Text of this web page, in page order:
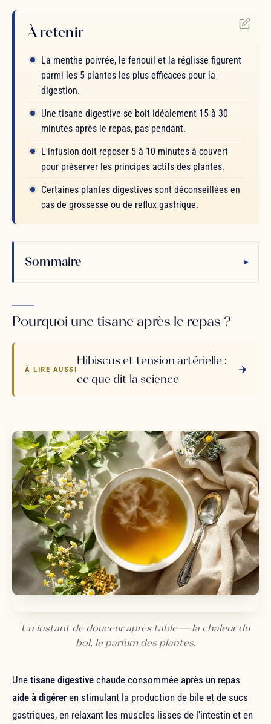
À retenir
La menthe poivrée, le fenouil et la réglisse figurent
parmi les 5 plantes les plus efficaces pour la
digestion.
Une tisane digestive se boit idéalement 15 à 30
minutes après le repas, pas pendant.
L'infusion doit reposer 5 à 10 minutes à couvert
pour préserver les principes actifs des plantes.
Certaines plantes digestives sont déconseillées en
cas de grossesse ou de reflux gastrique.
Sommaire ▾
Pourquoi une tisane après le repas ?
À LIRE AUSSI
Hibiscus et tension artérielle :
ce que dit la science
Un instant de douceur après table — la chaleur du
bol, le parfum des plantes.
Une tisane digestive chaude consommée après un repas
aide à digérer en stimulant la production de bile et de sucs
gastriques, en relaxant les muscles lisses de l'intestin et en